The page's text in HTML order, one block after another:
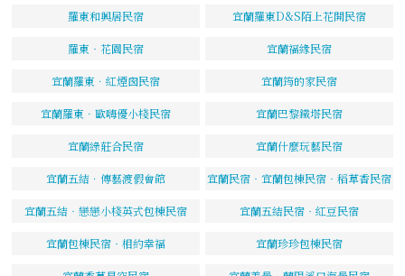
羅東和興居民宿 宜蘭羅東D&S陌上花開民宿
羅東‧花園民宿 宜蘭福緣民宿
宜蘭羅東．紅煙囪民宿 宜蘭筠的家民宿
宜蘭羅東．歐嗨優小棧民宿 宜蘭巴黎鐵塔民宿
宜蘭綠莊合民宿 宜蘭什麼玩藝民宿
宜蘭五結．傳藝渡假會館 宜蘭民宿‧宜蘭包棟民宿‧稻草香民宿
宜蘭五結‧戀戀小棧英式包棟民宿 宜蘭五結民宿‧紅豆民宿
宜蘭包棟民宿‧相約幸福 宜蘭珍珍包棟民宿